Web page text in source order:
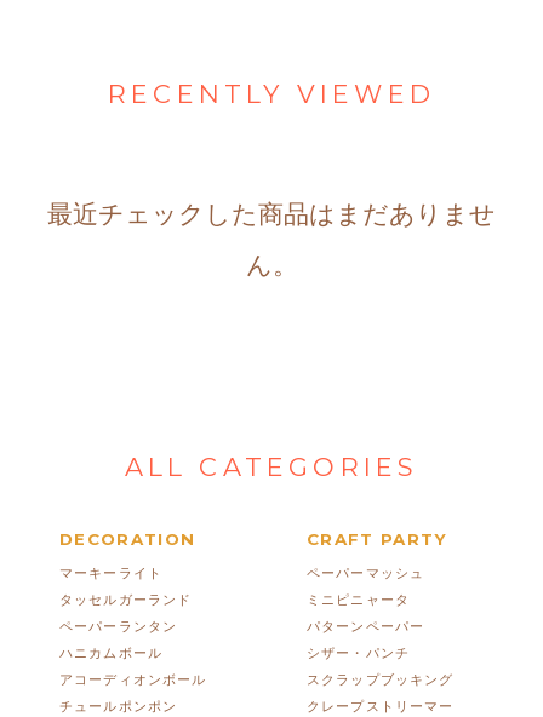
RECENTLY VIEWED
最近チェックした商品はまだありませ
ん。
ALL CATEGORIES
DECORATION
マーキーライト
タッセルガーランド
ペーパーランタン
ハニカムボール
アコーディオンボール
チュールポンポン
CRAFT PARTY
ペーパーマッシュ
ミニピニャータ
パターンペーパー
シザー・パンチ
スクラップブッキング
クレープストリーマー